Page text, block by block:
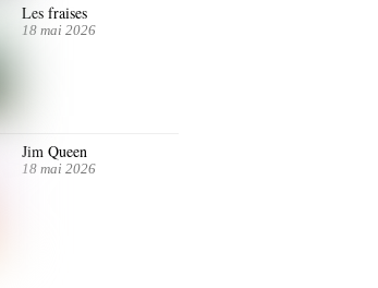
Les fraises
18 mai 2026
Jim Queen
18 mai 2026